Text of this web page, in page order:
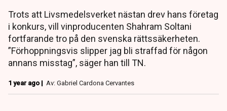
Trots att Livsmedelsverket nästan drev hans företag
i konkurs, vill vinproducenten Shahram Soltani
fortfarande tro på den svenska rättssäkerheten.
”Förhoppningsvis slipper jag bli straffad för någon
annans misstag”, säger han till TN.
1 year ago | Av: Gabriel Cardona Cervantes